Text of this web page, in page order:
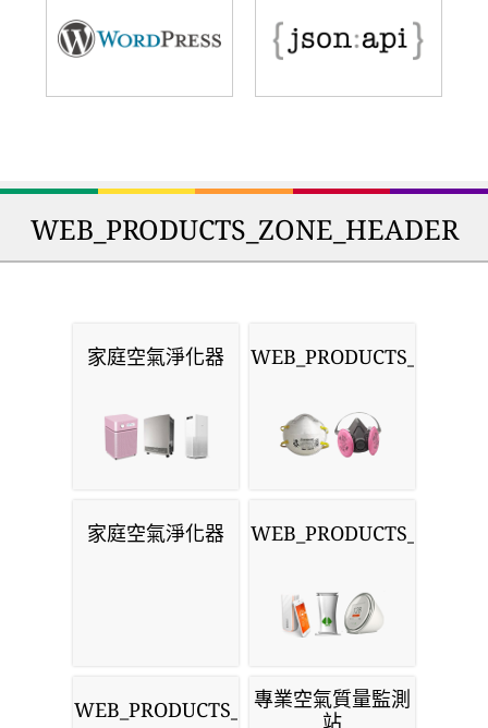
WEB_PRODUCTS_ZONE_HEADER
家庭空氣淨化器 WEB_PRODUCTS_MASKS
家庭空氣淨化器
WEB_PRODUCTS_SENSORS專業空氣質量監測
站